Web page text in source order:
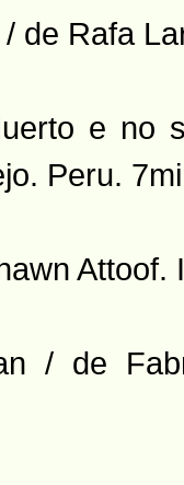
de Rafa
e no
Peru.
Attoof.
/ de